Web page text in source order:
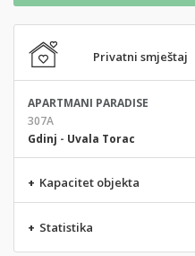
Privatni smještaj
APARTMANI PARADISE
307A
Gdinj - Uvala Torac
+ Kapacitet objekta
+ Statistika